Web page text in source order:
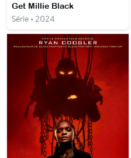
Get Millie Black
Série • 2024